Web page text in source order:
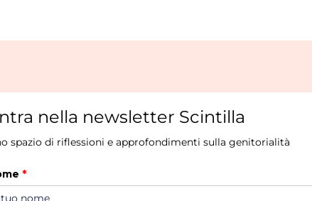
nella newsletter Scintilla
spazio di riflessioni e approfondimenti sulla genitorialità
*